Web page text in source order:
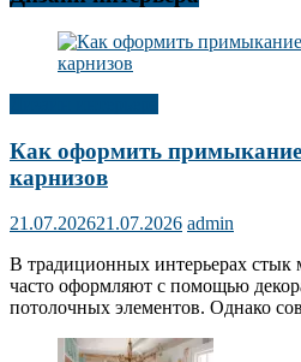
Как оформить примыкание
карнизов
21.07.202621.07.2026 admin
В традиционных интерьерах стык
часто оформляют с помощью
потолочных элементов. Однако